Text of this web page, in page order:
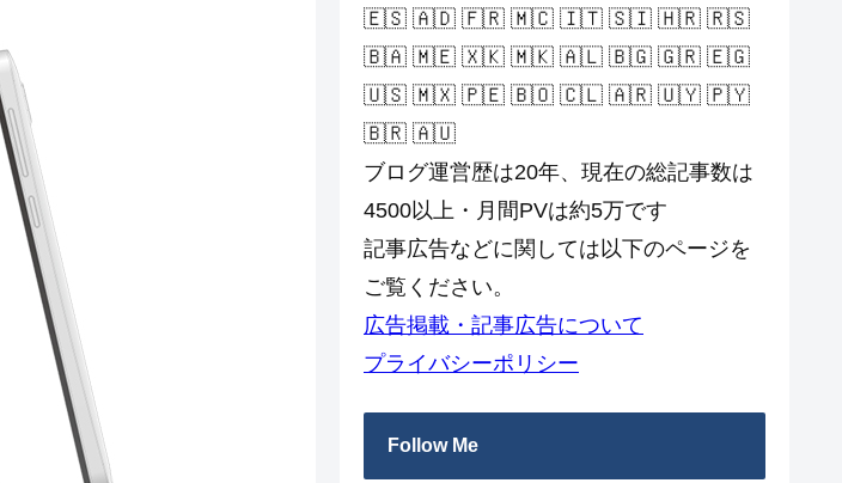
🇪🇸 🇦🇩 🇫🇷 🇲🇨 🇮🇹 🇸🇮 🇭🇷 🇷🇸
🇧🇦 🇲🇪 🇽🇰 🇲🇰 🇦🇱 🇧🇬 🇬🇷 🇪🇬
🇺🇸 🇲🇽 🇵🇪 🇧🇴 🇨🇱 🇦🇷 🇺🇾 🇵🇾
🇧🇷 🇦🇺
ブログ運営歴は20年、現在の総記事数は
4500以上・月間PVは約5万です
記事広告などに関しては以下のページを
ご覧ください。
広告掲載・記事広告について
プライバシーポリシー
Follow Me